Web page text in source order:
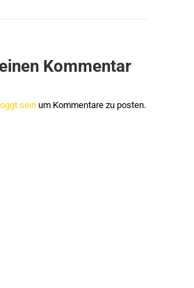
Kommentar
seinum Kommentare zu posten.